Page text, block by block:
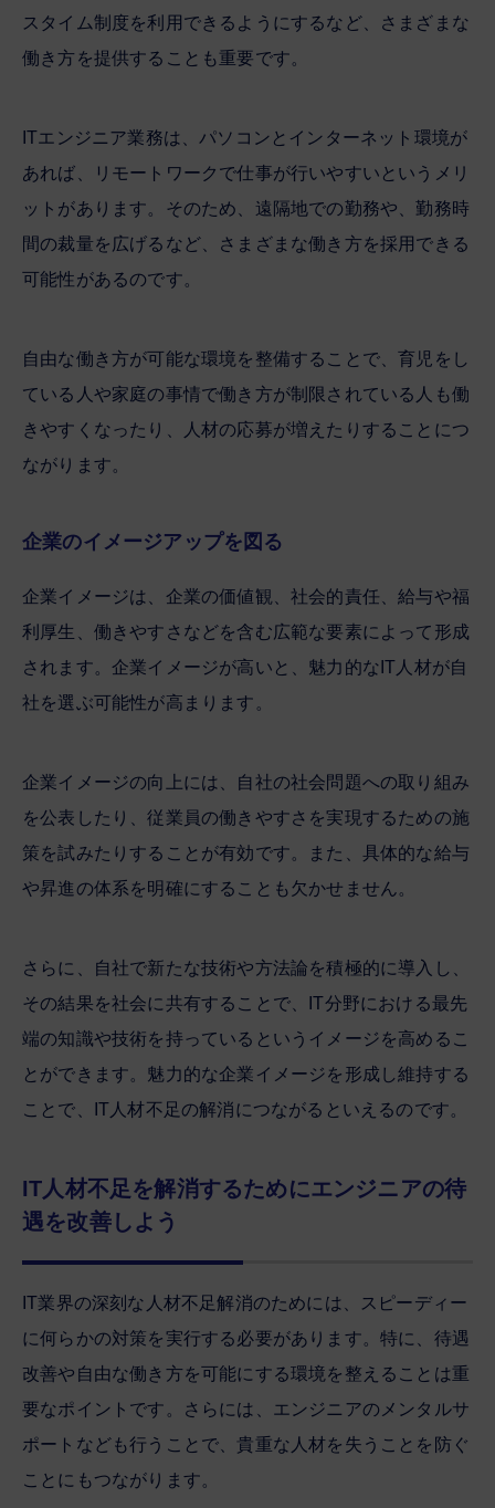
スタイム制度を利用できるようにするなど、さまざまな
働き方を提供することも重要です。
ITエンジニア業務は、パソコンとインターネット環境が
あれば、リモートワークで仕事が行いやすいというメリ
ットがあります。そのため、遠隔地での勤務や、勤務時
間の裁量を広げるなど、さまざまな働き方を採用できる
可能性があるのです。
自由な働き方が可能な環境を整備することで、育児をし
ている人や家庭の事情で働き方が制限されている人も働
きやすくなったり、人材の応募が増えたりすることにつ
ながります。
企業のイメージアップを図る
企業イメージは、企業の価値観、社会的責任、給与や福
利厚生、働きやすさなどを含む広範な要素によって形成
されます。企業イメージが高いと、魅力的なIT人材が自
社を選ぶ可能性が高まります。
企業イメージの向上には、自社の社会問題への取り組み
を公表したり、従業員の働きやすさを実現するための施
策を試みたりすることが有効です。また、具体的な給与
や昇進の体系を明確にすることも欠かせません。
さらに、自社で新たな技術や方法論を積極的に導入し、
その結果を社会に共有することで、IT分野における最先
端の知識や技術を持っているというイメージを高めるこ
とができます。魅力的な企業イメージを形成し維持する
ことで、IT人材不足の解消につながるといえるのです。
IT人材不足を解消するためにエンジニアの待
遇を改善しよう
IT業界の深刻な人材不足解消のためには、スピーディー
に何らかの対策を実行する必要があります。特に、待遇
改善や自由な働き方を可能にする環境を整えることは重
要なポイントです。さらには、エンジニアのメンタルサ
ポートなども行うことで、貴重な人材を失うことを防ぐ
ことにもつながります。